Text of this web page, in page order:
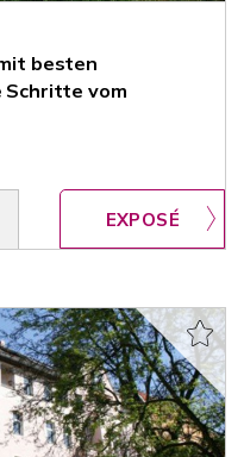
besten
Schritte vom